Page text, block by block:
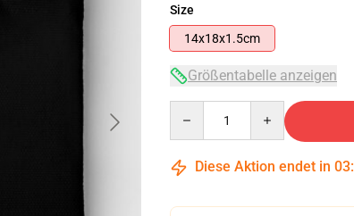
Size
14x18x1.5cm
Größentabelle anzeigen
Diese Aktion endet in 03: